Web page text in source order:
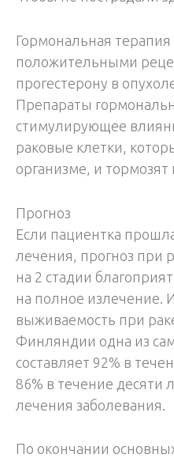
Гормональная
положительными
прогестерону в
Препараты
стимулирующее
раковые клетки,
организме, и тормозят
Прогноз
Если пациентка
лечения, прогноз при
на 2 стадии
на полное излечение.
выживаемость при
Финляндии одна из
составляет 92% в
86% в течение десяти
лечения заболевания.
По окончании